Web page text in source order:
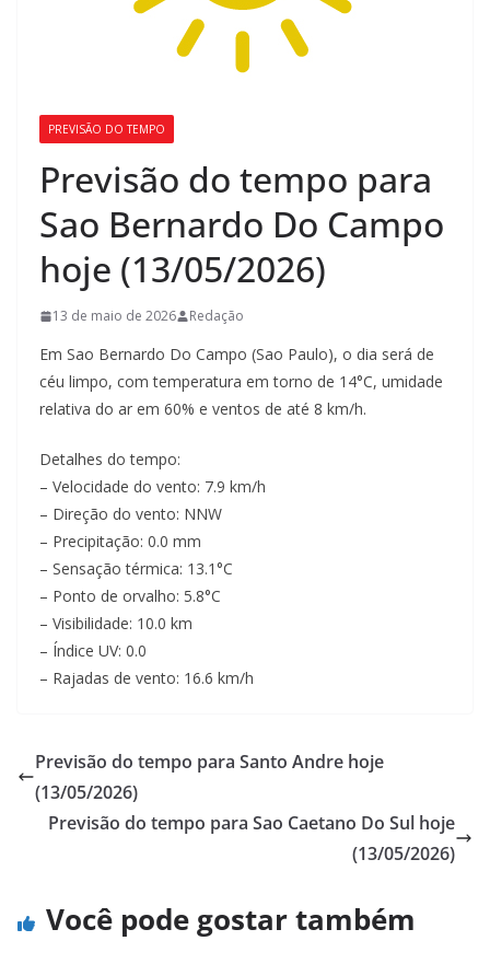
PREVISÃO DO TEMPO
Previsão do tempo para
Sao Bernardo Do Campo
hoje (13/05/2026)
13 de maio de 2026 Redação
Em Sao Bernardo Do Campo (Sao Paulo), o dia será de
céu limpo, com temperatura em torno de 14°C, umidade
relativa do ar em 60% e ventos de até 8 km/h.
Detalhes do tempo:
– Velocidade do vento: 7.9 km/h
– Direção do vento: NNW
– Precipitação: 0.0 mm
– Sensação térmica: 13.1°C
– Ponto de orvalho: 5.8°C
– Visibilidade: 10.0 km
– Índice UV: 0.0
– Rajadas de vento: 16.6 km/h
Previsão do tempo para Santo Andre hoje
(13/05/2026)
Previsão do tempo para Sao Caetano Do Sul hoje
(13/05/2026)
Você pode gostar também